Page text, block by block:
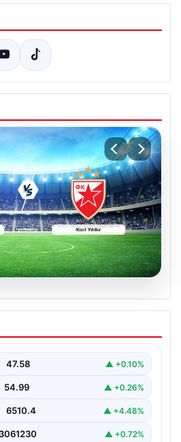
Sheva – Kızıl Yıldız
47.58 ▲ +0.10%
54.99 ▲ +0.26%
6510.4 ▲ +4.48%
3061230 ▲ +0.72%